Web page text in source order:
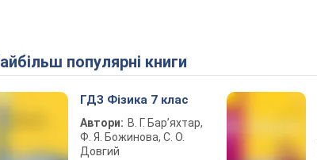
Найбільш популярні книги
ГДЗ Фізика 7 клас
Автори: В. Г. Бар’яхтар,
Ф. Я. Божинова, С. О.
Довгий